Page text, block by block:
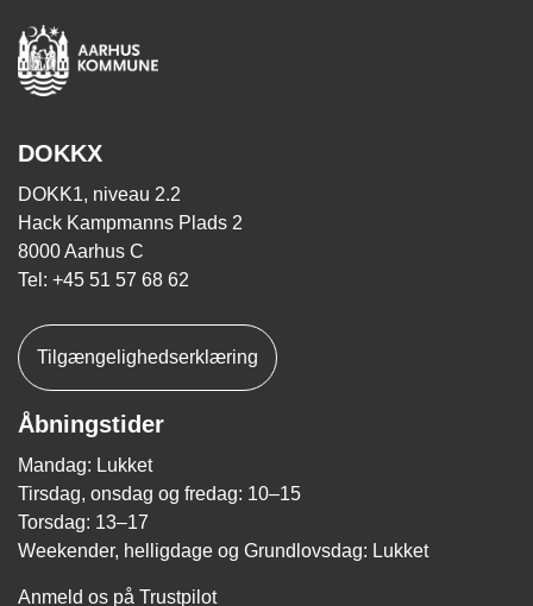
DOKKX
DOKK1, niveau 2.2
Hack Kampmanns Plads 2
8000 Aarhus C
Tel: +45 51 57 68 62
Tilgængelighedserklæring
Åbningstider
Mandag: Lukket
Tirsdag, onsdag og fredag: 10–15
Torsdag: 13–17
Weekender, helligdage og Grundlovsdag: Lukket
Anmeld os på Trustpilot